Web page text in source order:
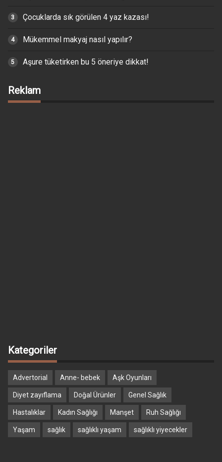
Çocuklarda sık görülen 4 yaz kazası!
Mükemmel makyaj nasıl yapılır?
Aşure tüketirken bu 5 öneriye dikkat!
Reklam
Kategoriler
Advertorial Anne- bebek Aşk Oyunları
Diyet zayıflama Doğal Ürünler Genel Sağlık
Hastalıklar Kadın Sağlığı Manşet Ruh Sağlığı
Yaşam sağlık sağlıklı yaşam sağlıklı yiyecekler